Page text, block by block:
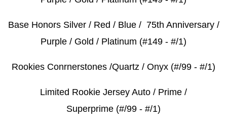
Base Honors Silver / Red / Blue / 75th Anniversary /
Purple / Gold / Platinum (#149 - #/1)
Rookies Conrnerstones /Quartz / Onyx (#/99 - #/1)
Limited Rookie Jersey Auto / Prime /
Superprime (#/99 - #/1)